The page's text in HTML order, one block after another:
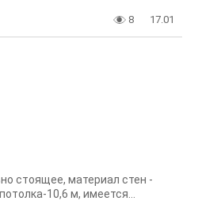
8 17.01
стоящее, материал стен -
10,6 м, имеется...